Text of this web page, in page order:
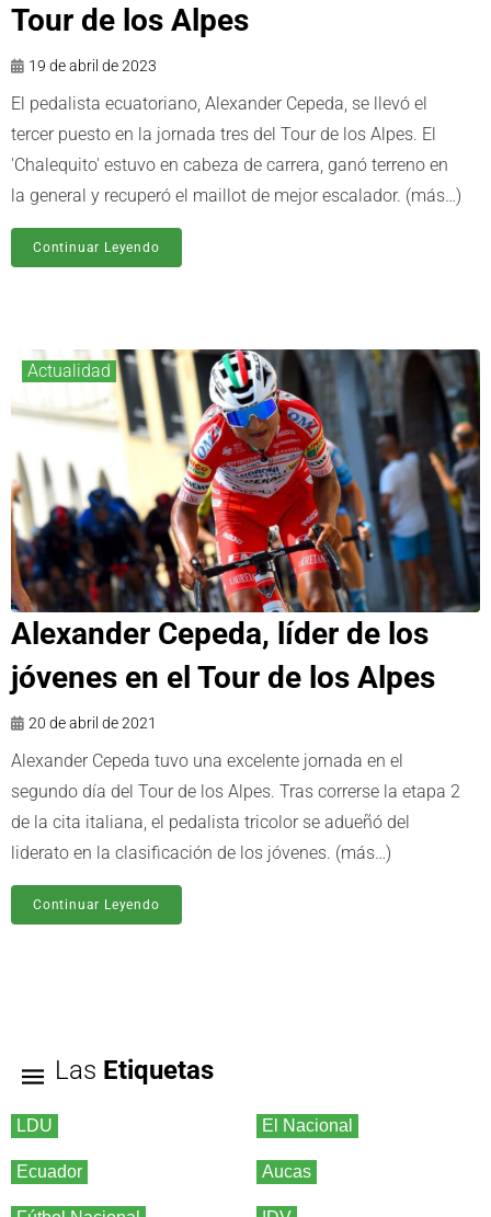
Tour de los Alpes
19 de abril de 2023
El pedalista ecuatoriano, Alexander Cepeda, se llevó el
tercer puesto en la jornada tres del Tour de los Alpes. El
'Chalequito' estuvo en cabeza de carrera, ganó terreno en
la general y recuperó el maillot de mejor escalador. (más…)
Continuar Leyendo
Actualidad
Alexander Cepeda, líder de los
jóvenes en el Tour de los Alpes
20 de abril de 2021
Alexander Cepeda tuvo una excelente jornada en el
segundo día del Tour de los Alpes. Tras correrse la etapa 2
de la cita italiana, el pedalista tricolor se adueñó del
liderato en la clasificación de los jóvenes. (más…)
Continuar Leyendo
Las Etiquetas
LDU El Nacional
Ecuador Aucas